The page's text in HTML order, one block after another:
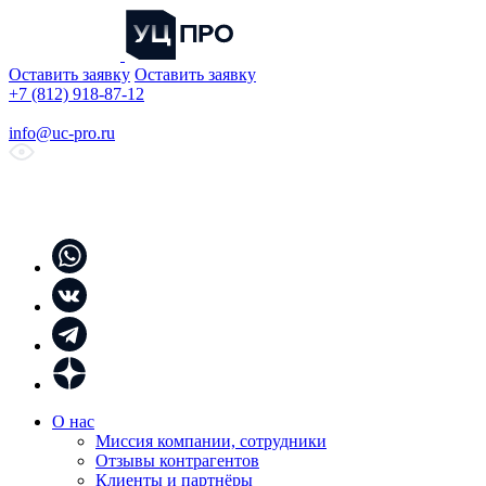
Оставить заявку Оставить заявку
+7 (812) 918-87-12
info@uc-pro.ru
О нас
Миссия компании, сотрудники
Отзывы контрагентов
Клиенты и партнёры